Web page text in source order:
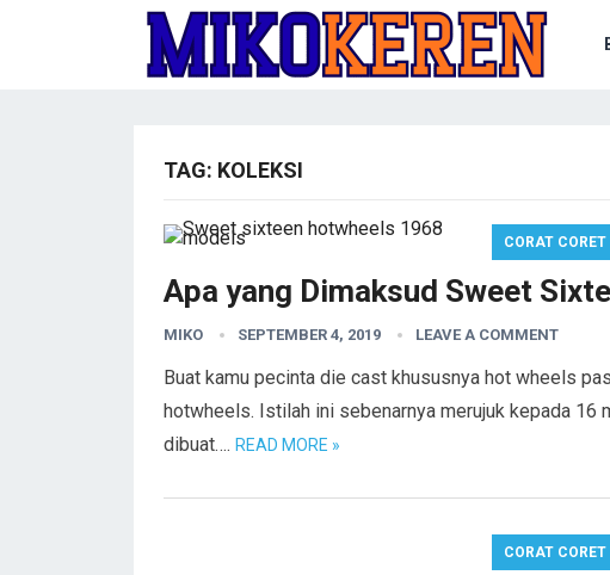
TAG: KOLEKSI
CORAT CORET
Apa yang Dimaksud Sweet
MIKO SEPTEMBER 4, 2019 LEAVE A COMMENT
Buat kamu pecinta die cast khususnya hot wheels
hotwheels. Istilah ini sebenarnya merujuk kepada
dibuat…. READ MORE »
CORAT CORET